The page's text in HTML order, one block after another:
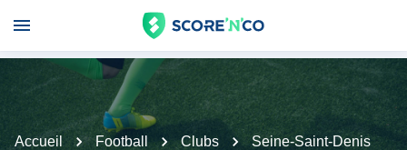
Accueil Football Clubs
Seine-Saint-Denis